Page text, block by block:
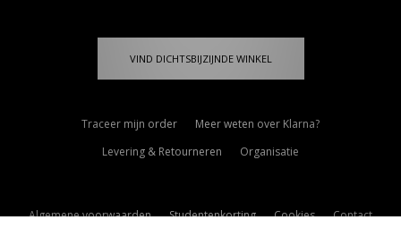
VIND DICHTSBIJZIJNDE WINKEL
Traceer mijn order
Meer weten over Klarna?
Levering & Retourneren
Organisatie
Algemene voorwaarden Studentenkorting Cookies
Contact